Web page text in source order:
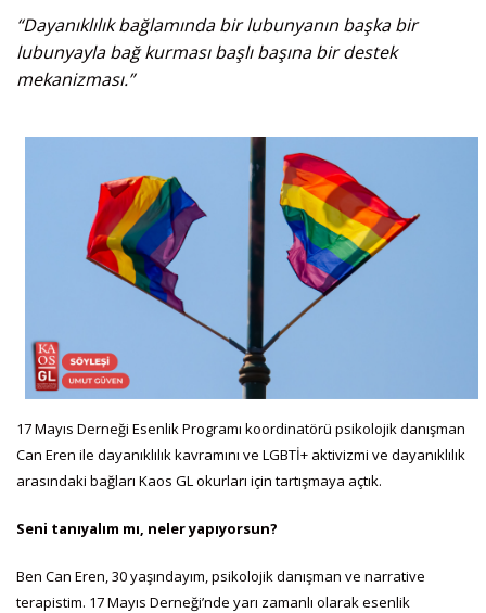
“Dayanıklılık bağlamında bir lubunyanın başka bir
lubunyayla bağ kurması başlı başına bir destek
mekanizması.”
17 Mayıs Derneği Esenlik Programı koordinatörü psikolojik danışman
Can Eren ile dayanıklılık kavramını ve LGBTİ+ aktivizmi ve dayanıklılık
arasındaki bağları Kaos GL okurları için tartışmaya açtık.
Seni tanıyalım mı, neler yapıyorsun?
Ben Can Eren, 30 yaşındayım, psikolojik danışman ve narrative
terapistim. 17 Mayıs Derneği’nde yarı zamanlı olarak esenlik